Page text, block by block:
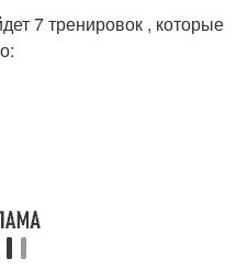
7 тренировок , которые